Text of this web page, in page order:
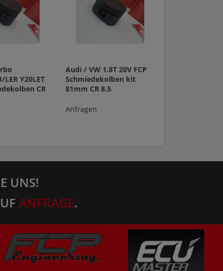
LER Y20LET
CR
Audi / VW 1.8T 20V FCP
Schmiedekolben kit
81mm CR 8.5
Anfragen
UNS!
ANFRAGE.